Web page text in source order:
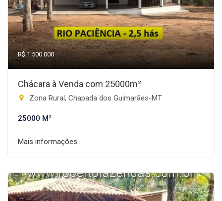
R$ 1.500.000
Chácara à Venda com 25000m²
Zona Rural, Chapada dos Guimarães-MT
25000 M²
Mais informações